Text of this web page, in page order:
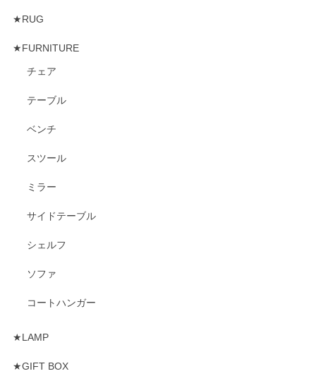
★RUG
★FURNITURE
チェア
テーブル
ベンチ
スツール
ミラー
サイドテーブル
シェルフ
ソファ
コートハンガー
★LAMP
★GIFT BOX